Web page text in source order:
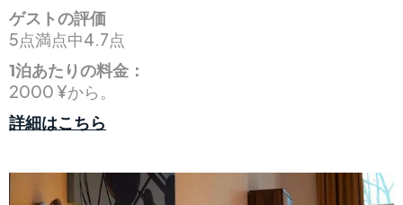
ゲストの評価
5点満点中4.7点
1泊あたりの料金：
2000 ¥から。
詳細はこちら